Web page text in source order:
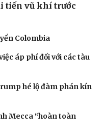
tiến vũ khí trước
Colombia
áp phí đối với các tàu
hé lộ đàm phán kín
Mecca “hoàn toàn